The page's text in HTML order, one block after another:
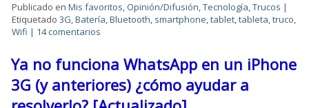
Publicado en Mis favoritos, Opinión/Difusión,Tecnología,Trucos |
Etiquetado 3G,Batería,Bluetooth, smartphone,tablet,tableta,truco,
Wifi | 14 comentarios
Ya no funciona WhatsApp en un iPhone
3G (y anteriores) ¿cómo ayudar a